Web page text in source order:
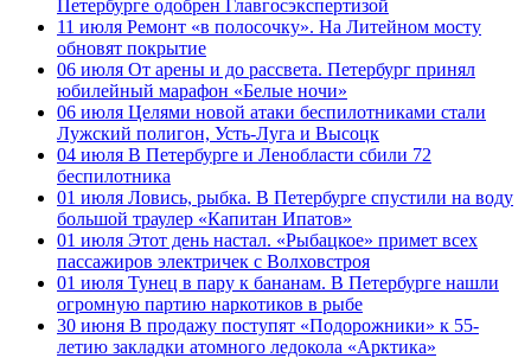
Петербурге одобрен Главгосэкспертизой
11 июля Ремонт «в полосочку». На Литейном мосту
обновят покрытие
06 июля От арены и до рассвета. Петербург принял
юбилейный марафон «Белые ночи»
06 июля Целями новой атаки беспилотниками стали
Лужский полигон, Усть-Луга и Высоцк
04 июля В Петербурге и Ленобласти сбили 72
беспилотника
01 июля Ловись, рыбка. В Петербурге спустили на воду
большой траулер «Капитан Ипатов»
01 июля Этот день настал. «Рыбацкое» примет всех
пассажиров электричек с Волховстроя
01 июля Тунец в пару к бананам. В Петербурге нашли
огромную партию наркотиков в рыбе
30 июня В продажу поступят «Подорожники» к 55-
летию закладки атомного ледокола «Арктика»